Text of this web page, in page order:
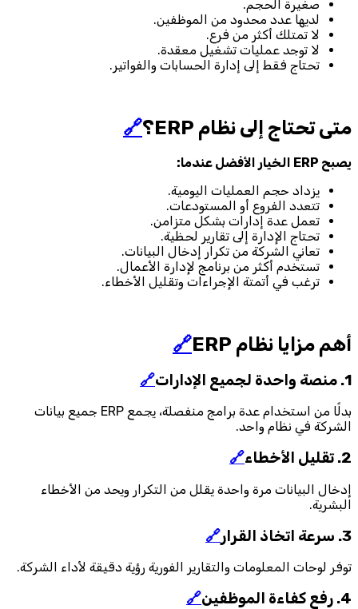
صغيرة الحجم.
لديها عدد محدود من الموظفين.
لا تمتلك أكثر من فرع.
لا توجد عمليات تشغيل معقدة.
تحتاج فقط إلى إدارة الحسابات والفواتير.
متى تحتاج إلى نظام ERP؟ 🔗
يصبح ERP الخيار الأفضل عندما:
يزداد حجم العمليات اليومية.
تتعدد الفروع أو المستودعات.
تعمل عدة إدارات بشكل متزامن.
تحتاج الإدارة إلى تقارير لحظية.
تعاني الشركة من تكرار إدخال البيانات.
تستخدم أكثر من برنامج لإدارة الأعمال.
ترغب في أتمتة الإجراءات وتقليل الأخطاء.
أهم مزايا نظام ERP 🔗
1. منصة واحدة لجميع الإدارات 🔗
بدلًا من استخدام عدة برامج منفصلة، يجمع ERP جميع بيانات
الشركة في نظام واحد.
2. تقليل الأخطاء 🔗
إدخال البيانات مرة واحدة يقلل من التكرار ويحد من الأخطاء
البشرية.
3. سرعة اتخاذ القرار 🔗
توفر لوحات المعلومات والتقارير الفورية رؤية دقيقة لأداء الشركة.
4. رفع كفاءة الموظفين 🔗